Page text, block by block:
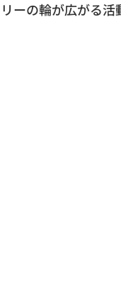
ーの輪が広がる活